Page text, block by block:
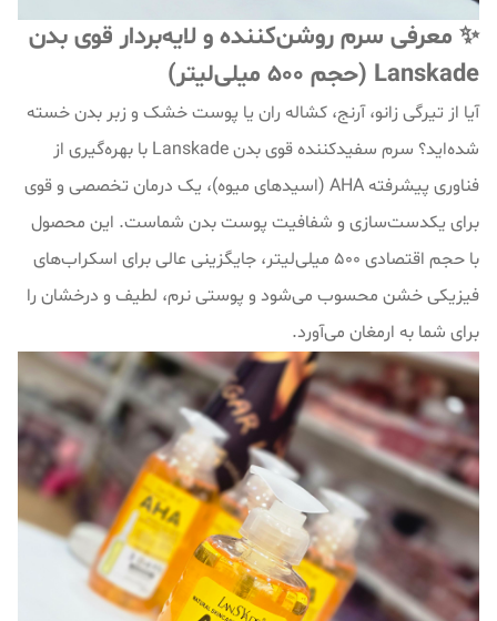
✨ معرفی سرم روشن‌کننده و لایه‌بردار قوی بدن
Lanskade (حجم ۵۰۰ میلی‌لیتر)
آیا از تیرگی زانو، آرنج، کشاله ران یا پوست خشک و زبر بدن خسته
شده‌اید؟ سرم سفیدکننده قوی بدن Lanskade با بهره‌گیری از
فناوری پیشرفته AHA (اسیدهای میوه)، یک درمان تخصصی و قوی
برای یکدست‌سازی و شفافیت پوست بدن شماست. این محصول
با حجم اقتصادی ۵۰۰ میلی‌لیتر، جایگزینی عالی برای اسکراب‌های
فیزیکی خشن محسوب می‌شود و پوستی نرم، لطیف و درخشان را
برای شما به ارمغان می‌آورد.